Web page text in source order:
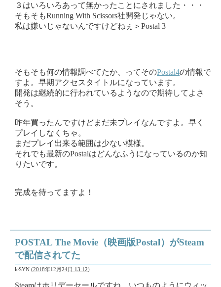
３はいろいろあって無かったことにされました・・・
そもそもRunning With Scissors社開発じゃない。
私は嫌いじゃないんですけどねぇ＞Postal 3
そもそも何の情報調べてたか、ってそのPostal4の情報で
すよ。早期アクセスタイトルになっています。
開発は継続的に行われているようなので期待してよさ
そう。
昨年買ったんですけどまだ未プレイなんですよ。早く
プレイしなくちゃ。
まだプレイ出来る範囲は少ない模様。
それでも最新のPostalはどんなふうになっているのか知
りたいです。
完成を待ってますよ！
POSTAL The Movie（映画版Postal）がSteam
で配信されてた
leSYN (2018年12月24日 13:12)